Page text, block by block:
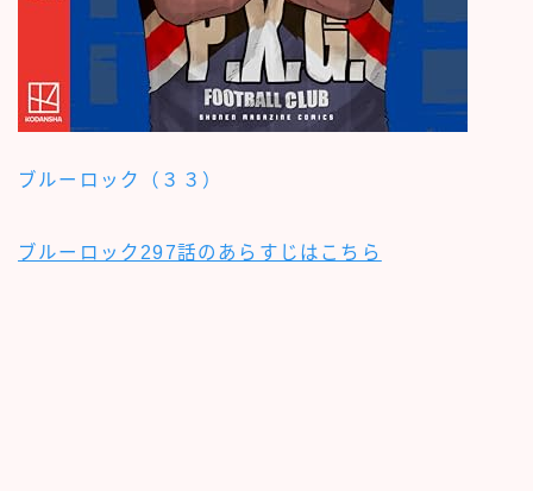
ブルーロック（３３）
ブルーロック297話のあらすじはこちら